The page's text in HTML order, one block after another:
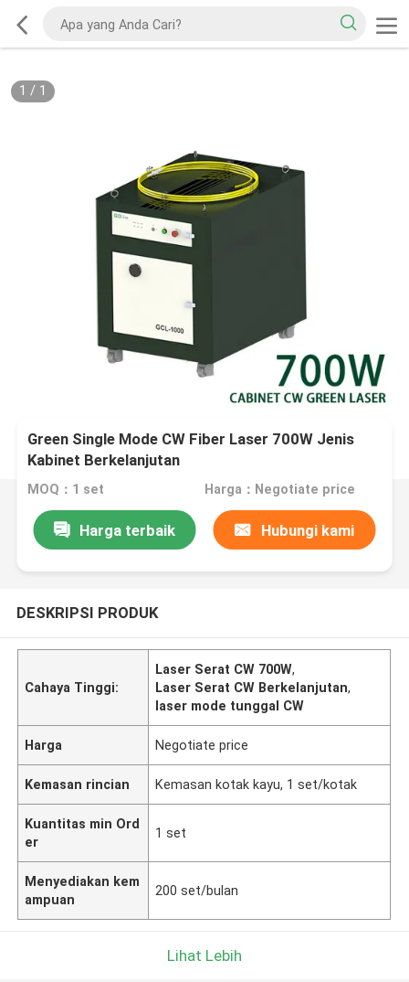
1 / 1
Green Single Mode CW Fiber Laser 700W Jenis
Kabinet Berkelanjutan
MOQ：1 set Harga：Negotiate price
Harga terbaik Hubungi kami
DESKRIPSI PRODUK
Cahaya Tinggi:
Laser Serat CW 700W,
Laser Serat CW Berkelanjutan,
laser mode tunggal CW
Harga Negotiate price
Kemasan rincian Kemasan kotak kayu, 1 set/kotak
Kuantitas min Ord
er
1 set
Menyediakan kem
ampuan
200 set/bulan
Lihat Lebih